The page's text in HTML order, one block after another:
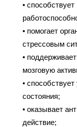
•
• помогает
стрессовым
•
мозговую
•
состояния;
• оказывает
действие;